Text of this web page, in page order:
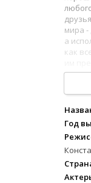
2022
мира -
а
как
с
1234
Год